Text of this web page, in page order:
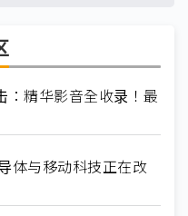
：精华影音全收录！最
体与移动科技正在改